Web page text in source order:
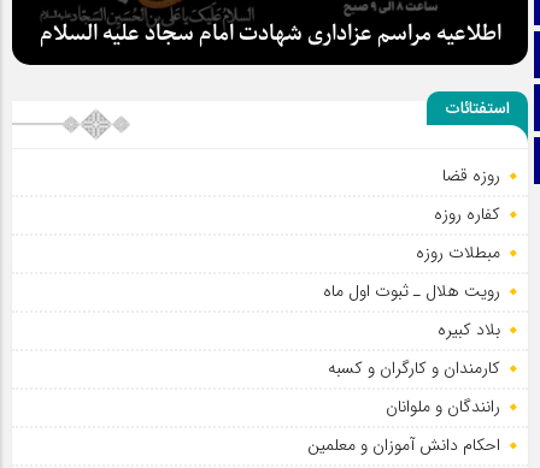
آپارات
اینستاگرام
اطلاعیه مراسم عزاداری شهادت امام سجاد علیه السلام
استفتائات
روزه قضا
کفاره روزه
مبطلات روزه
رویت هلال ـ ثبوت اول ماه
بلاد کبیره
کارمندان و کارگران و کسبه
رانندگان و ملوانان
احکام دانش آموزان و معلمین